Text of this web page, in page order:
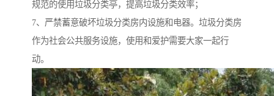
规范的使用垃圾分类亭，提高垃圾分类效率；
7、严禁蓄意破坏垃圾分类房内设施和电器。垃圾分类房
作为社会公共服务设施，使用和爱护需要大家一起行
动。